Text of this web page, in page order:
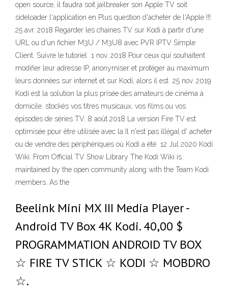
open source, il faudra soit jailbreaker son Apple TV soit
sideloader l'application en Plus question d'acheter de l'Apple !!!
25 avr. 2018 Regarder les chaines TV sur Kodi à partir d'une
URL ou d'un fichier M3U / M3U8 avec PVR IPTV Simple
Client. Suivre le tutoriel 1 nov. 2018 Pour ceux qui souhaitent
modifier leur adresse IP, anonymiser et protéger au maximum
leurs données sur internet et sur Kodi, alors il est 25 nov. 2019
Kodi est la solution la plus prisée des amateurs de cinéma à
domicile. stockés vos titres musicaux, vos films ou vos
épisodes de séries TV. 8 août 2018 La version Fire TV est
optimisée pour être utilisée avec la Il n'est pas illégal d' acheter
ou de vendre des périphériques où Kodi a été 12 Jul 2020 Kodi
Wiki. From Official TV Show Library The Kodi Wiki is
maintained by the open community along with the Team Kodi
members. As the
Beelink Mini MX III Media Player -
Android TV Box 4K Kodi. 40,00 $
PROGRAMMATION ANDROID TV BOX
☆ FIRE TV STICK ☆ KODI ☆ MOBDRO
☆.